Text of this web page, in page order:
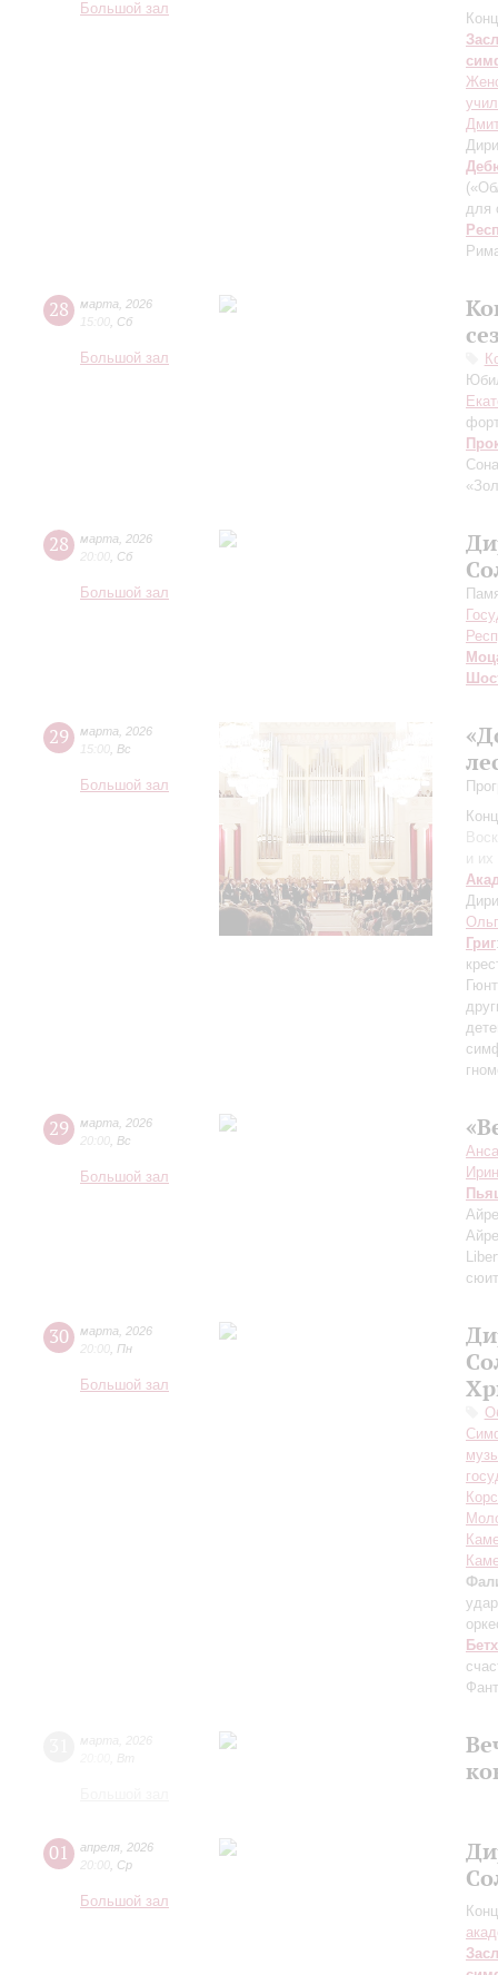
Большой зал
для
28 марта
2026
15:00 Сб
Большой зал
28 марта
2026
20:00 Сб
Большой зал
29 марта
2026
15:00 Вс
Большой зал
и их
Григ
29 марта
2026
20:00 Вс
Большой зал
30 марта
2026
20:00 Пн
Большой зал
01 апреля 2026
20:00 Ср
Большой зал